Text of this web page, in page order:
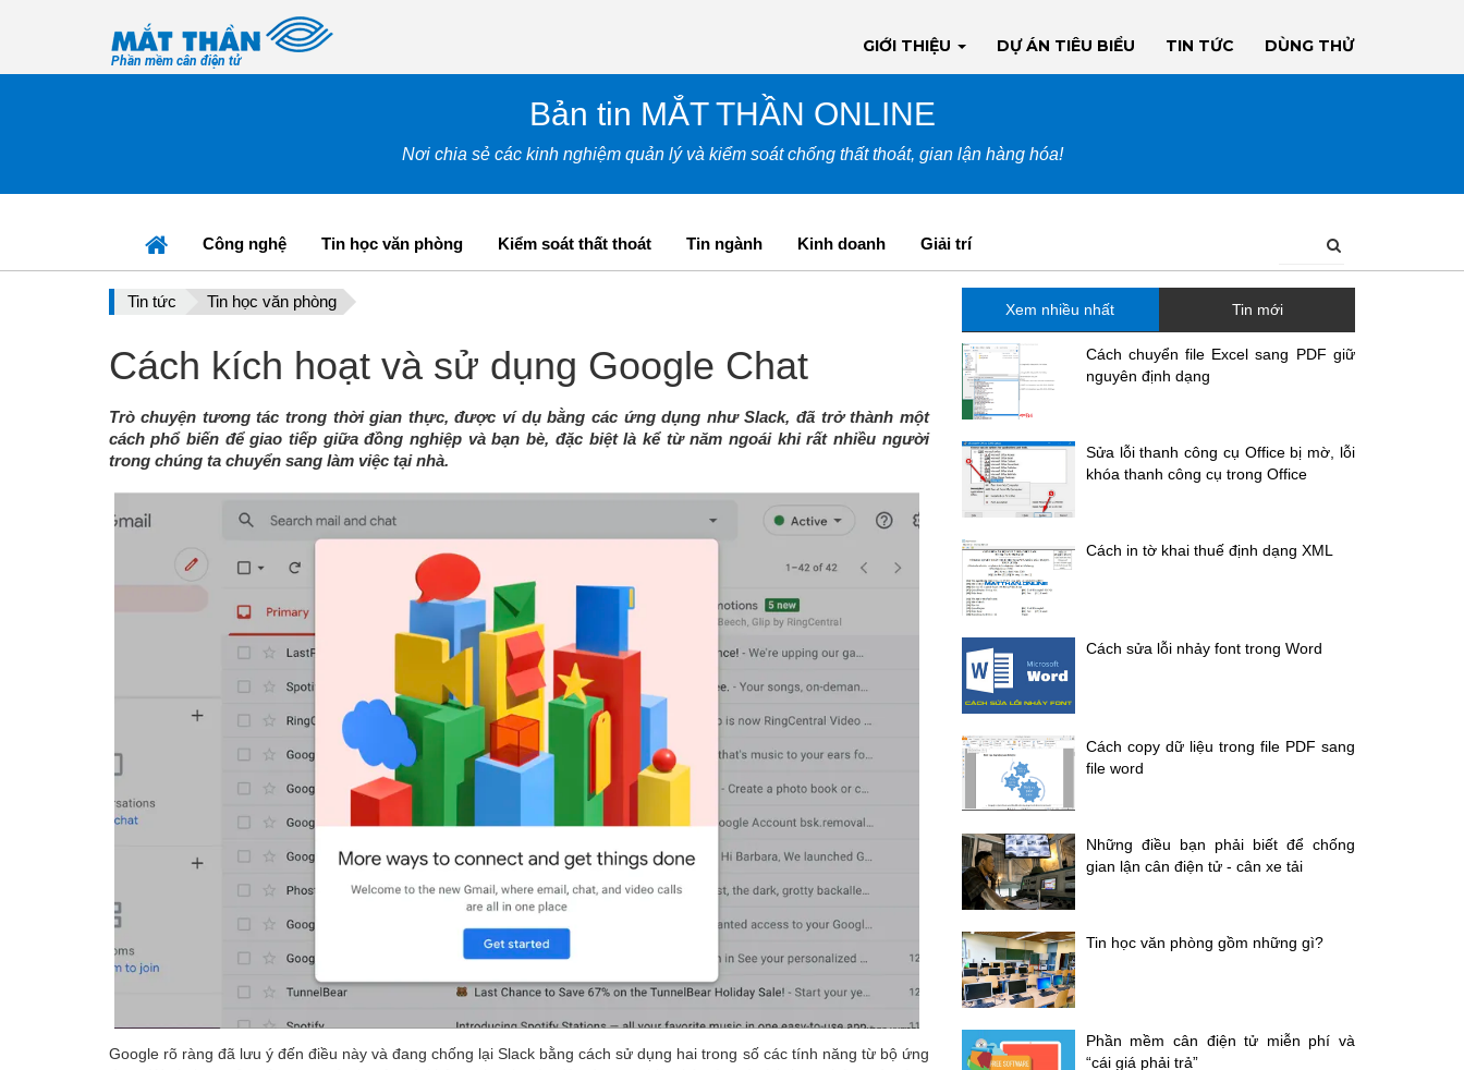
Phần mềm cân điện tử
GIỚI THIỆU DỰ ÁN TIÊU BIỂU TIN TỨC DÙNG THỬ
Bản tin MẮT THẦN ONLINE
Nơi chia sẻ các kinh nghiệm quản lý và kiểm soát chống thất thoát, gian lận hàng hóa!
Công nghệ Tin học văn phòng Kiểm soát thất thoát Tin ngành Kinh doanh Giải trí
Tin tức Tin học văn phòng
Cách kích hoạt và sử dụng Google Chat
Trò chuyện tương tác trong thời gian thực, được ví dụ bằng các ứng dụng như Slack, đã trở thành một
cách phổ biến để giao tiếp giữa đồng nghiệp và bạn bè, đặc biệt là kể từ năm ngoái khi rất nhiều người
trong chúng ta chuyển sang làm việc tại nhà.
Google rõ ràng đã lưu ý đến điều này và đang chống lại Slack bằng cách sử dụng hai trong số các tính năng từ bộ ứng
Xem nhiều nhất Tin mới
Cách chuyển file Excel sang PDF giữ
nguyên định dạng
Sửa lỗi thanh công cụ Office bị mờ, lỗi
khóa thanh công cụ trong Office
Cách in tờ khai thuế định dạng XML
Cách sửa lỗi nhảy font trong Word
Cách copy dữ liệu trong file PDF sang
file word
Những điều bạn phải biết để chống
gian lận cân điện tử - cân xe tải
Tin học văn phòng gồm những gì?
Phần mềm cân điện tử miễn phí và
“cái giá phải trả”